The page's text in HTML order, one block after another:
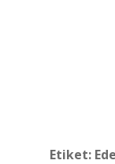
Etiket: